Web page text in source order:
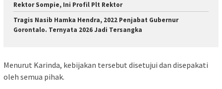
Rektor Sompie, Ini Profil Plt Rektor
Tragis Nasib Hamka Hendra, 2022 Penjabat Gubernur
Gorontalo. Ternyata 2026 Jadi Tersangka
Menurut Karinda, kebijakan tersebut disetujui dan disepakati
oleh semua pihak.